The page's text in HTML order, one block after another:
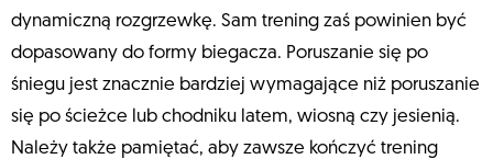
dynamiczną rozgrzewkę. Sam trening zaś powinien być
dopasowany do formy biegacza. Poruszanie się po
śniegu jest znacznie bardziej wymagające niż poruszanie
się po ścieżce lub chodniku latem, wiosną czy jesienią.
Należy także pamiętać, aby zawsze kończyć trening